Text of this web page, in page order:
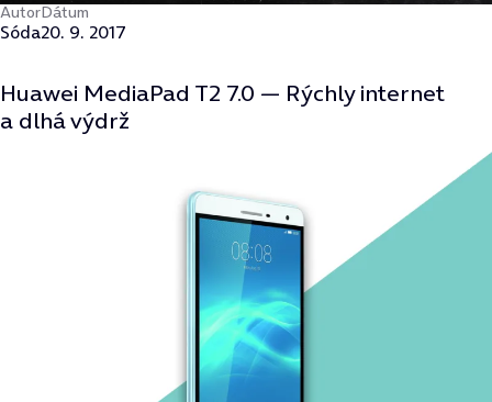
Autor
Sóda
Dátum
20. 9. 2017
Huawei MediaPad T2 7.0 — Rýchly internet
a dlhá výdrž